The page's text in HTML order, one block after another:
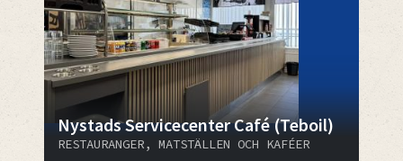
Nystads Servicecenter Café (Teboil)
RESTAURANGER, MATSTÄLLEN OCH KAFÉER